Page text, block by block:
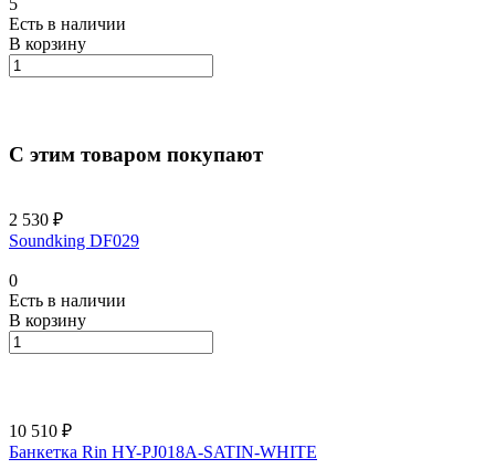
Есть в наличии
В корзину
С этим товаром покупают
2 530 ₽
Soundking DF029
0
Есть в наличии
В корзину
10 510 ₽
Банкетка Rin HY-PJ018A-SATIN-WHITE